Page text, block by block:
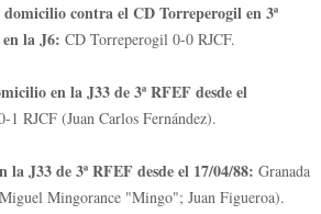
contra el CD Torreperogil en 3ª
la J6: CD Torreperogil 0-0 RJCF.
en la J33 de 3ª RFEF desde el
1 RJCF (Juan Carlos Fernández).
J33 de 3ª RFEF desde el 17/04/88: Granada
Mingorance "Mingo"; Juan Figueroa).